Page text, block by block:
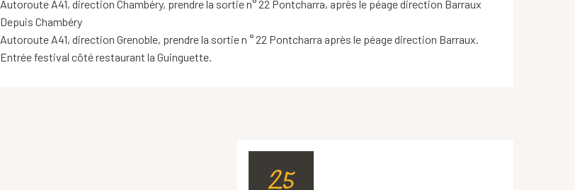
Autoroute A41, direction Chambéry, prendre la sortie n° 22 Pontcharra, après le péage direction Barraux
Depuis Chambéry
Autoroute A41, direction Grenoble, prendre la sortie n ° 22 Pontcharra après le péage direction Barraux.
Entrée festival côté restaurant la Guinguette.
25